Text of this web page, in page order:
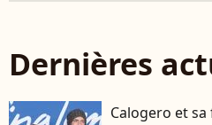
Dernières
Calogero et